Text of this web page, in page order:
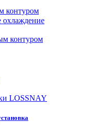
контуром
охлаждение
контуром
LOSSNAY